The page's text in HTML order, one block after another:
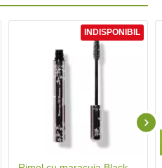
INDISPONIBIL